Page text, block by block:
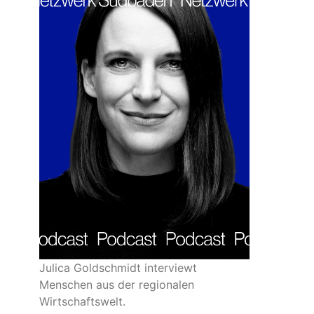
Julica Goldschmidt interviewt
Menschen aus der regionalen
Wirtschaftswelt.